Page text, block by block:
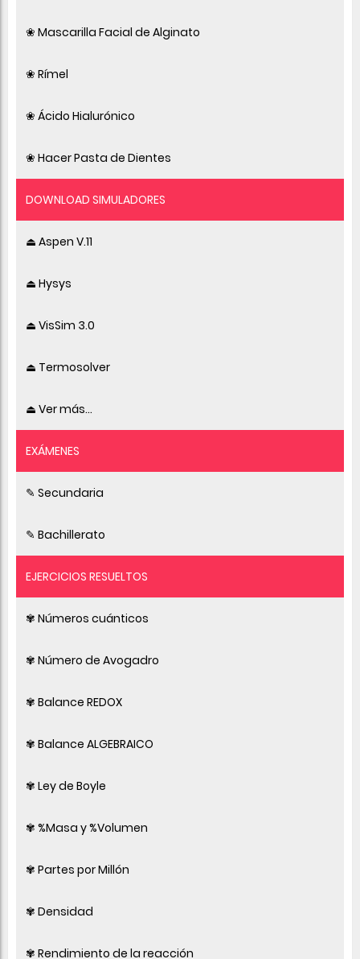
❀ Mascarilla Facial de Alginato
❀ Rímel
❀ Ácido Hialurónico
❀ Hacer Pasta de Dientes
DOWNLOAD SIMULADORES
⏏ Aspen V.11
⏏ Hysys
⏏ VisSim 3.0
⏏ Termosolver
⏏ Ver más...
EXÁMENES
✎ Secundaria
✎ Bachillerato
EJERCICIOS RESUELTOS
✾ Números cuánticos
✾ Número de Avogadro
✾ Balance REDOX
✾ Balance ALGEBRAICO
✾ Ley de Boyle
✾ %Masa y %Volumen
✾ Partes por Millón
✾ Densidad
✾ Rendimiento de la reacción